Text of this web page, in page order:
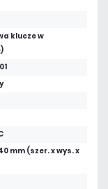
klucze w
40 mm (szer. x wys. x